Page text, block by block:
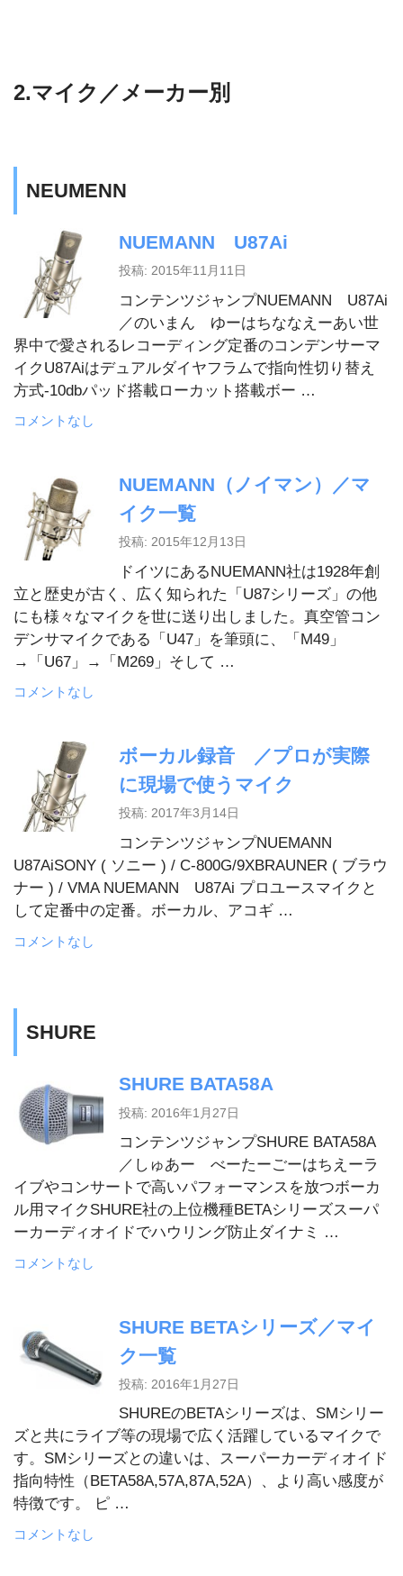
2.マイク／メーカー別
NEUMENN
NUEMANN U87Ai
投稿: 2015年11月11日
コンテンツジャンプNUEMANN U87Ai
／のいまん ゆーはちななえーあい世
界中で愛されるレコーディング定番のコンデンサーマ
イクU87Aiはデュアルダイヤフラムで指向性切り替え
方式-10dbパッド搭載ローカット搭載ボー …
コメントなし
NUEMANN（ノイマン）／マ
イク一覧
投稿: 2015年12月13日
ドイツにあるNUEMANN社は1928年創
立と歴史が古く、広く知られた「U87シリーズ」の他
にも様々なマイクを世に送り出しました。真空管コン
デンサマイクである「U47」を筆頭に、「M49」
→「U67」→「M269」そして …
コメントなし
ボーカル録音 ／プロが実際
に現場で使うマイク
投稿: 2017年3月14日
コンテンツジャンプNUEMANN
U87AiSONY ( ソニー ) / C-800G/9XBRAUNER ( ブラウ
ナー ) / VMA NUEMANN U87Ai プロユースマイクと
して定番中の定番。ボーカル、アコギ …
コメントなし
SHURE
SHURE BATA58A
投稿: 2016年1月27日
コンテンツジャンプSHURE BATA58A
／しゅあー べーたーごーはちえーラ
イブやコンサートで高いパフォーマンスを放つボーカ
ル用マイクSHURE社の上位機種BETAシリーズスーパ
ーカーディオイドでハウリング防止ダイナミ …
コメントなし
SHURE BETAシリーズ／マイ
ク一覧
投稿: 2016年1月27日
SHUREのBETAシリーズは、SMシリー
ズと共にライブ等の現場で広く活躍しているマイクで
す。SMシリーズとの違いは、スーパーカーディオイド
指向特性（BETA58A,57A,87A,52A）、より高い感度が
特徴です。 ピ …
コメントなし